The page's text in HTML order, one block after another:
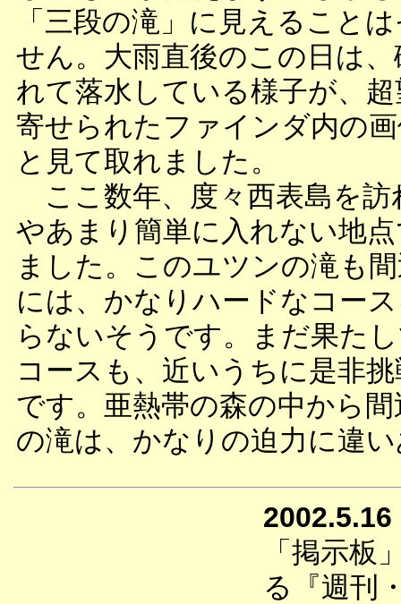
「三段の滝」に見えること
せん。大雨直後のこの日は
れて落水している様子が、
寄せられたファインダ内の
と見て取れました。
ここ数年、度々西表島を訪
やあまり簡単に入れない地
ました。このユツンの滝も
には、かなりハードなコー
らないそうです。まだ果た
コースも、近いうちに是非
です。亜熱帯の森の中から
の滝は、かなりの迫力に違
2002.5.16
「掲示板
る『週刊